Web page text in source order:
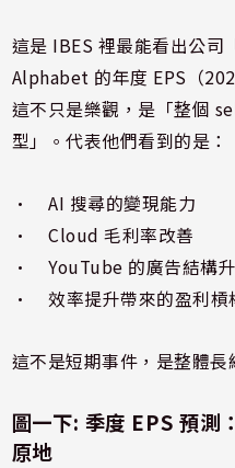
這是 IBES 裡最能看出公司
Alphabet 的年度 EPS（
這不只是樂觀，是「整個
型」。代表他們看到的是：
• AI 搜尋的變現能力
• Cloud 毛利率改善
• YouTube 的廣告結構
• 效率提升帶來的盈利槓
這不是短期事件，是整體長
圖一下: 季度 EPS 預測
原地